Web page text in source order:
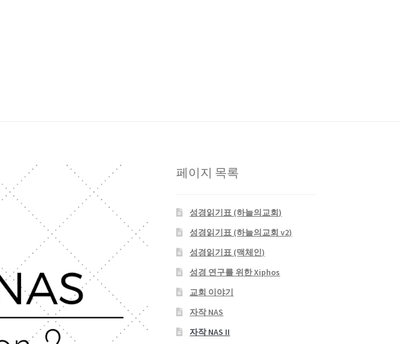
페이지 목록
성경읽기표 (하늘의교회)
성경읽기표 (하늘의교회 v2)
성경읽기표 (맥체인)
성경 연구를 위한 Xiphos
교회 이야기
자작 NAS
자작 NAS II